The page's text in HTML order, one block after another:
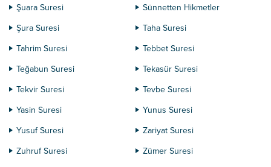
Şuara Suresi
Sünnetten Hikmetler
Şura Suresi
Taha Suresi
Tahrim Suresi
Tebbet Suresi
Teğabun Suresi
Tekasür Suresi
Tekvir Suresi
Tevbe Suresi
Yasin Suresi
Yunus Suresi
Yusuf Suresi
Zariyat Suresi
Zuhruf Suresi
Zümer Suresi